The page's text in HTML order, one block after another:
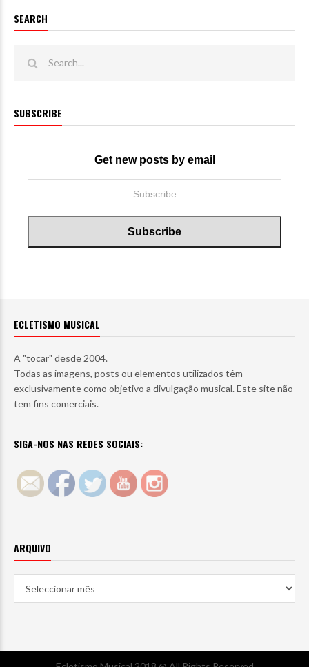
SEARCH
SUBSCRIBE
Get new posts by email
ECLETISMO MUSICAL
A "tocar" desde 2004.
Todas as imagens, posts ou elementos utilizados têm
exclusivamente como objetivo a divulgação musical. Este site não
tem fins comerciais.
SIGA-NOS NAS REDES SOCIAIS:
ARQUIVO